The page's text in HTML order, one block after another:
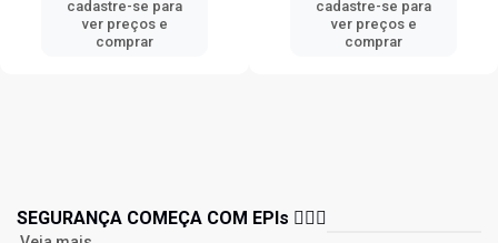
cadastre-se para
ver preços e
comprar
cadastre-se para
ver preços e
comprar
SEGURANÇA COMEÇA COM EPIs 👷🏻‍♂️